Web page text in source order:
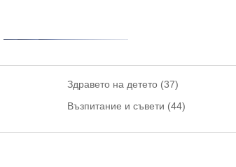
Здравето на детето (37)
Възпитание и съвети (44)